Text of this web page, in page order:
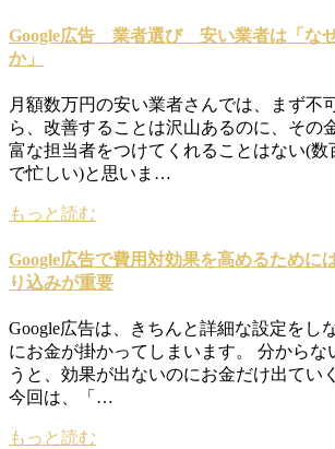
Google広告 業者選び 安い業者は「な
か」
月額数万円の安い業者さんでは、まず不
ら、改善することは沢山あるのに、その
富な担当者をつけてくれることはない(数
で忙しい)と思いま…
もっと読む
Google広告で費用対効果を高めるために
り込みが重要
Google広告は、きちんと詳細な設定をし
にお金が掛かってしまいます。 分からな
うと、効果が出ないのにお金だけ出てい
今回は、「…
もっと読む